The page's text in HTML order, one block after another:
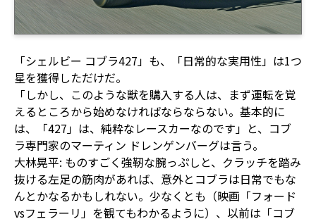
「シェルビー コブラ427」も、「日常的な実用性」は1つ
星を獲得しただけだ。
「しかし、このような獣を購入する人は、まず運転を覚
えるところから始めなければならならない。基本的に
は、「427」は、純粋なレースカーなのです」と、コブ
ラ専門家のマーティン ドレンゲンバーグは言う。
大林晃平: ものすごく強靭な腕っぷしと、クラッチを踏み
抜ける左足の筋肉があれば、意外とコブラは日常でもな
んとかなるかもしれない。少なくとも（映画「フォード
vsフェラーリ」を観てもわかるように）、以前は「コブ